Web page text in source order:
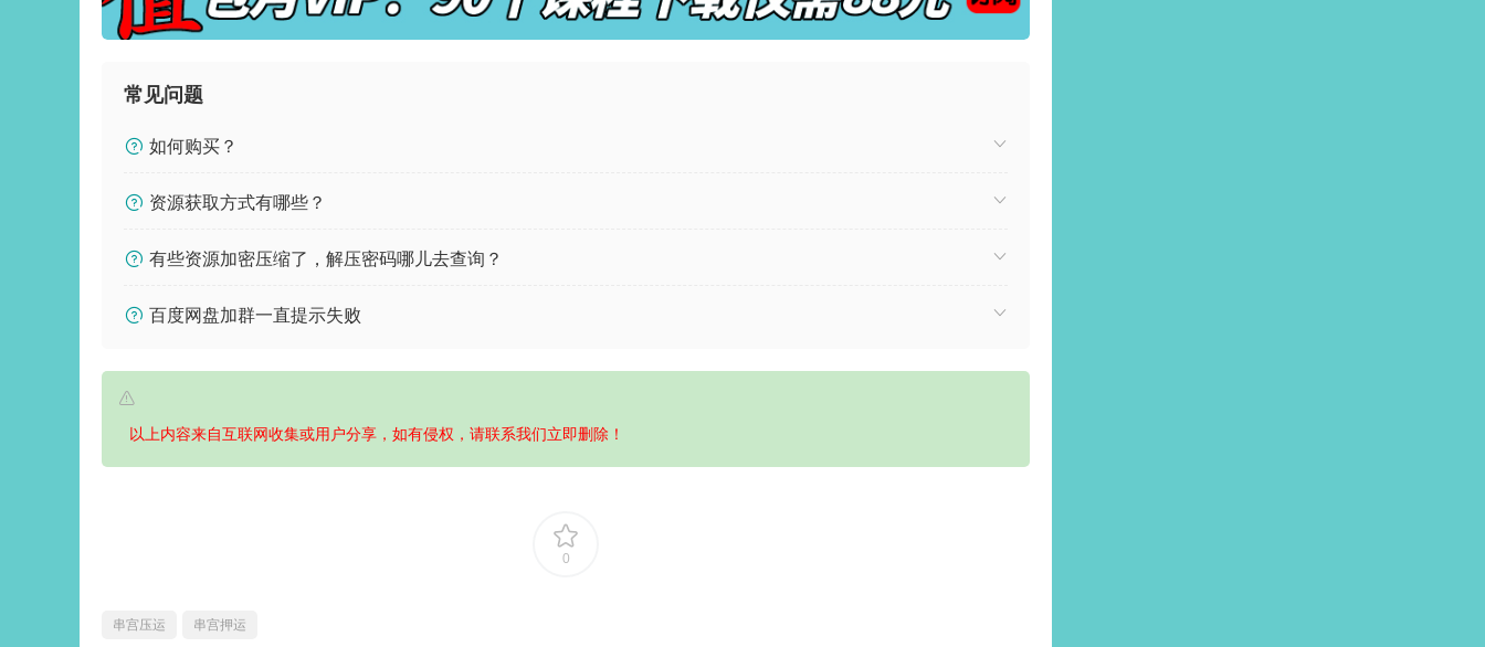
常见问题
如何购买？
资源获取方式有哪些？
有些资源加密压缩了，解压密码哪儿去查询？
百度网盘加群一直提示失败
以上内容来自互联网收集或用户分享，如有侵权，请联系我们立即删除！
0
串宫压运 串宫押运